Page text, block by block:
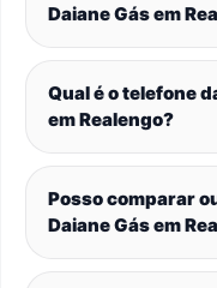
Daiane Gás em
Qual é o telefone
emRealengo?
Posso comparar
Daiane Gás em